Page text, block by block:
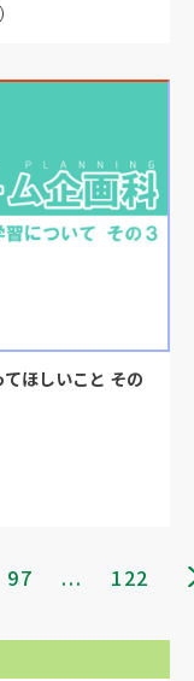
てほしいこと その
97 ... 122